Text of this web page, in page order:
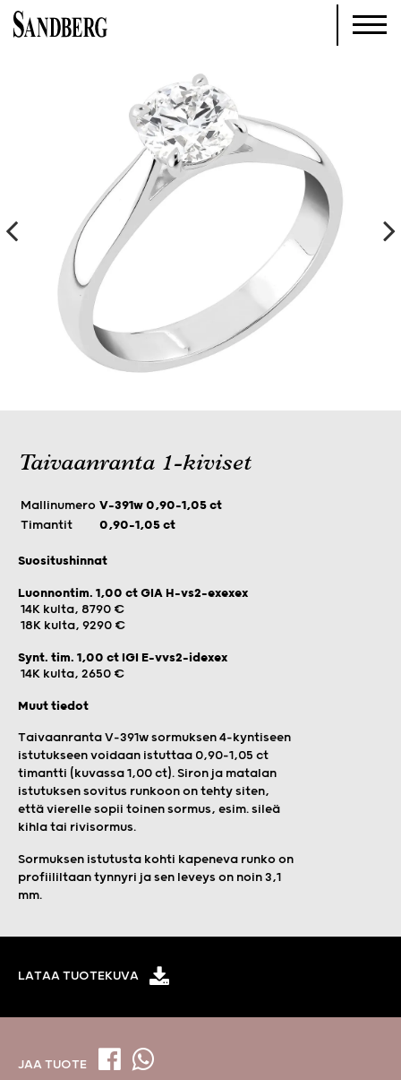
Taivaanranta 1-kiviset
Mallinumero V-391w 0,90-1,05 ct
Timantit
0,90-1,05 ct
Suositushinnat
Luonnontim. 1,00 ct GIA H-vs2-exexex
14K kulta, 8790 €
18K kulta, 9290 €
Synt. tim. 1,00 ct IGI E-vvs2-idexex
14K kulta, 2650 €
Muut tiedot
Taivaanranta V-391w sormuksen 4-kyntiseen
istutukseen voidaan istuttaa 0,90–1,05 ct
timantti (kuvassa 1,00 ct). Siron ja matalan
istutuksen sovitus runkoon on tehty siten,
että vierelle sopii toinen sormus, esim. sileä
kihla tai rivisormus.
Sormuksen istutusta kohti kapeneva runko on
profiililtaan tynnyri ja sen leveys on noin 3,1
mm.
LATAA TUOTEKUVA
JAA TUOTE